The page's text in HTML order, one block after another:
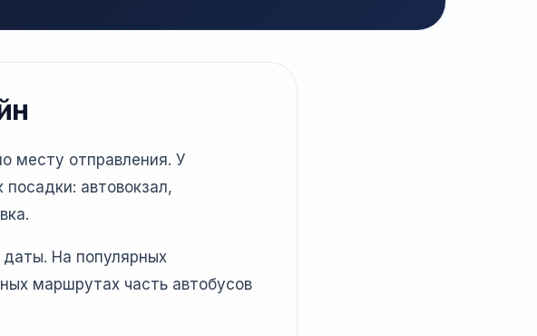
месту отправления. У
автовокзал,
даты. На популярных
маршрутах часть автобусов